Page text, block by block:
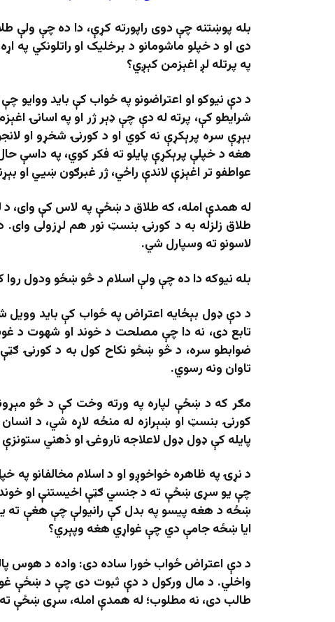
بله پوښتنه چې دوی راپورته کړې، دا ده چې ولې
دی او د خپلو ماشومانو د برخلیک او راتلونکي په
په پرتله لږ اغېزمن کېږي؟
د دې نیوکو او اعتراضونو په ځواب کې باید
شرایطو کې، پرته له دې چې ډېر ژر او په اسانۍ
بېړې سره پرېکړې نه کوي او د کورنۍ شخړو او
هغه د خپلې پرېکړې پایلو ته فکر کوي، په داسې
عواطفو تر اغېزې لاندې راځي، ژر غبرګون ښيي او
له همدې امله، که طلاق د ښځې په لاس کې وای، د
طلاق زلزله به د کورنۍ بنسټ نور هم لړزولی
لاسونو ته وسپارل شي.
بله نیوکه دا ده چې ولې اسلام د څو ښځو ودول
د دې ډول بېځایه اعتراض په ځواب کې باید
تابع دی، نه دا چې مصلحت د خوند او شهوت د
ضوابطو سره، د څو ښځو نکاح کول به د کورنۍ
تاوان ونه رسوي.
مګر که د ښځې لپاره په ورته وخت کې د څو
کورنۍ بنسټ او ښېرازه له منځه لاړه شي، د
پایله کې ډول ډول لاعلاجه ناروغۍ او ذهني
د نړۍ په ظاهره خواخوږو او د اسلام مخالفانو
چې یو سړی ښځې ته د جنسي ګټې اخیستنې او
ښځه د هغه پیسو په بدل کې رانیولې چې هغې ته
ایا ښځه جامې دي چې غواړي هغه وپېري؟
د دې اعتراض ځواب خورا ساده دی: واده د هوس
واخلي. د مال ورکول د دې ثبوت دی چې د ښځې
طالب دی، نه مطلوب؛ له همدې امله، سړی ښځې